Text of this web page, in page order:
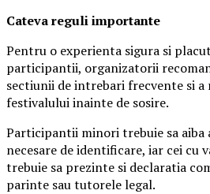
Cateva reguli importante
Pentru o experienta sigura si
participantii, organizatorii
sectiunii de intrebari frecvente si
festivalului inainte de sosire.
Participantii minori trebuie sa aiba
necesare de identificare, iar cei cu
trebuie sa prezinte si declaratia
parinte sau tutorele legal.